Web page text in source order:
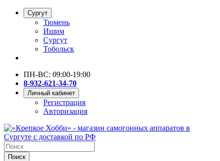
Сургут
Тюмень
Ишим
Сургут
Тобольск
ПН-ВС: 09:00-19:00
8-932-621-34-70
Личный кабинет
Регистрация
Авторизация
Поиск